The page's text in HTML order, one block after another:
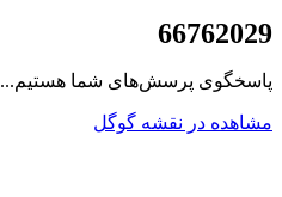
66762029
پاسخگوی پرسش‌های شما هستیم...
مشاهده در نقشه گوگل